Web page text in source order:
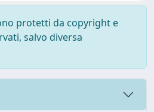
protetti da copyright e
salvo diversa